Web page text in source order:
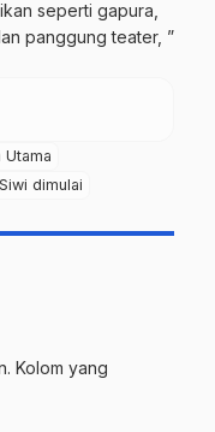
seperti gapura,
panggung teater, ”
Utama
dimulai
Kolom yang